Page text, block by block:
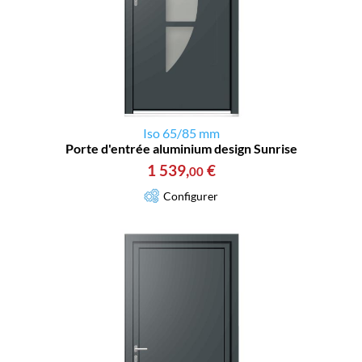
Iso 65/85 mm
Porte d'entrée aluminium design Sunrise
1 539,00 €
Configurer